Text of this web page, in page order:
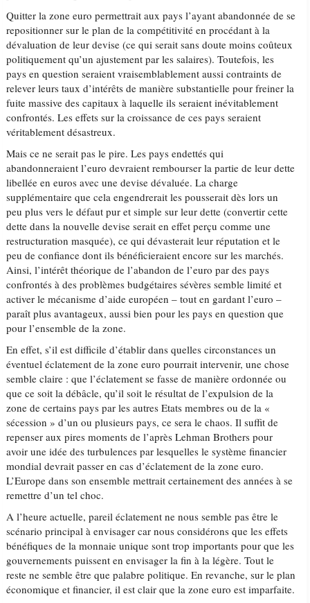
Quitter la zone euro permettrait aux pays l’ayant abandonnée de se
repositionner sur le plan de la compétitivité en procédant à la
dévaluation de leur devise (ce qui serait sans doute moins coûteux
politiquement qu’un ajustement par les salaires). Toutefois, les
pays en question seraient vraisemblablement aussi contraints de
relever leurs taux d’intérêts de manière substantielle pour freiner la
fuite massive des capitaux à laquelle ils seraient inévitablement
confrontés. Les effets sur la croissance de ces pays seraient
véritablement désastreux.
Mais ce ne serait pas le pire. Les pays endettés qui
abandonneraient l’euro devraient rembourser la partie de leur dette
libellée en euros avec une devise dévaluée. La charge
supplémentaire que cela engendrerait les pousserait dès lors un
peu plus vers le défaut pur et simple sur leur dette (convertir cette
dette dans la nouvelle devise serait en effet perçu comme une
restructuration masquée), ce qui dévasterait leur réputation et le
peu de confiance dont ils bénéficieraient encore sur les marchés.
Ainsi, l’intérêt théorique de l’abandon de l’euro par des pays
confrontés à des problèmes budgétaires sévères semble limité et
activer le mécanisme d’aide européen – tout en gardant l’euro –
paraît plus avantageux, aussi bien pour les pays en question que
pour l’ensemble de la zone.
En effet, s’il est difficile d’établir dans quelles circonstances un
éventuel éclatement de la zone euro pourrait intervenir, une chose
semble claire : que l’éclatement se fasse de manière ordonnée ou
que ce soit la débâcle, qu’il soit le résultat de l’expulsion de la
zone de certains pays par les autres Etats membres ou de la «
sécession » d’un ou plusieurs pays, ce sera le chaos. Il suffit de
repenser aux pires moments de l’après Lehman Brothers pour
avoir une idée des turbulences par lesquelles le système financier
mondial devrait passer en cas d’éclatement de la zone euro.
L’Europe dans son ensemble mettrait certainement des années à se
remettre d’un tel choc.
A l’heure actuelle, pareil éclatement ne nous semble pas être le
scénario principal à envisager car nous considérons que les effets
bénéfiques de la monnaie unique sont trop importants pour que les
gouvernements puissent en envisager la fin à la légère. Tout le
reste ne semble être que palabre politique. En revanche, sur le plan
économique et financier, il est clair que la zone euro est imparfaite.